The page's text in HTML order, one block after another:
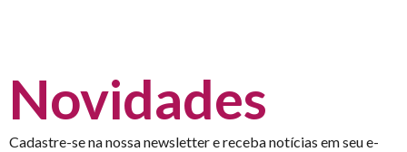
Novidades
Cadastre-se na nossa newsletter e receba notícias em seu e-